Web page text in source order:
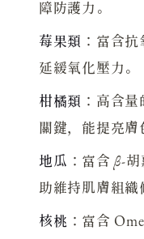
障防護力。
莓果類 ：富含
延緩氧化壓力。
柑橘類 ：高含
關鍵，能提亮膚
地瓜 ：富含 β-
助維持肌膚組織
核桃 ：富含